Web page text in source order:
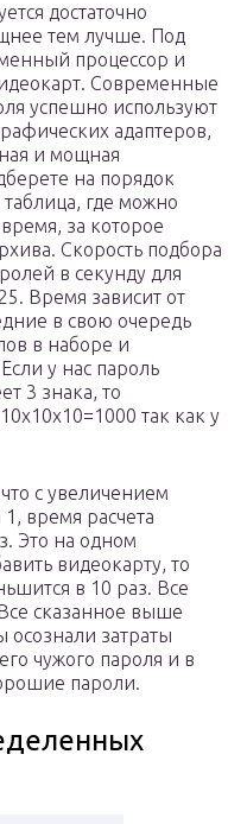
достаточно
тем лучше. Под
процессор и
Современные
успешно используют
адаптеров,
и мощная
на порядок
где можно
за которое
Скорость подбора
в секунду для
Время зависит от
в свою очередь
в наборе и
у нас пароль
3 знака, то
так как у
с увеличением
время расчета
Это на одном
видеокарту, то
в 10 раз. Все
сказанное выше
осознали затраты
чужого пароля и в
пароли.